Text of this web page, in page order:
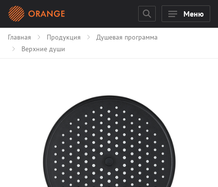
Меню
Главная Продукция
Душевая программа
Верхние души